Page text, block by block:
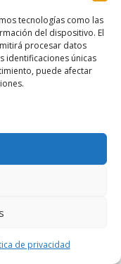
tecnologías como las
del dispositivo. El
procesar datos
identificaciones únicas
puede afectar
de privacidad